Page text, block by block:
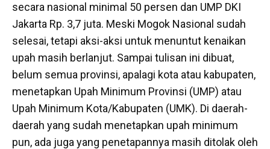
secara nasional minimal 50 persen dan UMP DKI
Jakarta Rp. 3,7 juta. Meski Mogok Nasional sudah
selesai, tetapi aksi-aksi untuk menuntut kenaikan
upah masih berlanjut. Sampai tulisan ini dibuat,
belum semua provinsi, apalagi kota atau kabupaten,
menetapkan Upah Minimum Provinsi (UMP) atau
Upah Minimum Kota/Kabupaten (UMK). Di daerah-
daerah yang sudah menetapkan upah minimum
pun, ada juga yang penetapannya masih ditolak oleh